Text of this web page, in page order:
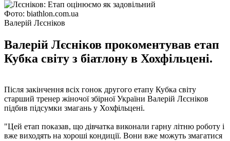
Фото: biathlon.com.ua
Валерій Лєсніков
Валерій Лєсніков прокоментував етап
Кубка світу з біатлону в Хохфільцені.
Після закінчення всіх гонок другого етапу Кубка світу
старший тренер жіночої збірної України Валерій Лєсніков
підбив підсумки змагань у Хохфільцені.
"Цей етап показав, що дівчатка виконали гарну літню роботу і
вже виходять на хороші кондиції. Вони вже можуть змагатися